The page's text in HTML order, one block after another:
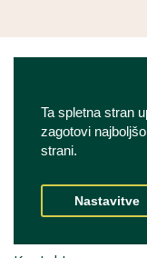
Ta spletna stran
zagotovi
strani.
Nastavitve
POGOSTA
O NAS